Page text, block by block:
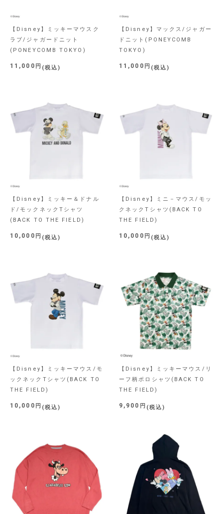
【Disney】ミッキーマウスク
ラブ/ジャガードニット
(PONEYCOMB TOKYO)
11,000 税込
【Disney】マックス/ジャガー
ドニット(PONEYCOMB
TOKYO)
11,000 税込
【Disney】ミッキー＆ドナル
ド/モックネックTシャツ
(BACK TO THE FIELD)
10,000 税込
【Disney】ミニ－マウス/モッ
クネックTシャツ(BACK TO
THE FIELD)
10,000 税込
【Disney】ミッキーマウス/モ
ックネックTシャツ(BACK TO
THE FIELD)
10,000 税込
【Disney】ミッキーマウス/リ
ーフ柄ポロシャツ(BACK TO
THE FIELD)
9,900 税込